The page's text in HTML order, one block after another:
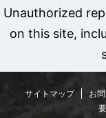
Unauthorized
on this site,
サイトマップ お
要